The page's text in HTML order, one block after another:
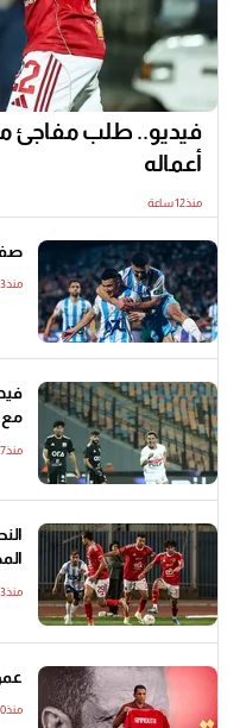
فيديو.. طلب مفاجئ
أعماله
منذ12 ساعة
منذ13 ساعة
مع
منذ7 ساعة
منذ13 ساعة
منذ10 ساعة